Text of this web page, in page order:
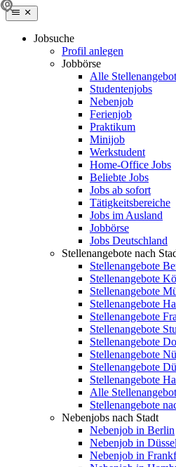
Jobsuche
Profil anlegen
Jobbörse
Alle
Studentenjobs
Nebenjob
Ferienjob
Praktikum
Minijob
Werkstudent
Home-Office Jobs
Beliebte Jobs
Jobs ab sofort
Tätigkeitsbereiche
Jobs im Ausland
Jobbörse
Jobs Deutschland
Stellenangebote nach
Stellenangebote
Stellenangebote
Stellenangebote
Stellenangebote
Stellenangebote
Stellenangebote
Stellenangebote
Stellenangebote
Stellenangebote
Stellenangebote
Alle
Stellenangebote
Nebenjobs nach Stadt
Nebenjob in Berlin
Nebenjob in
Nebenjob in